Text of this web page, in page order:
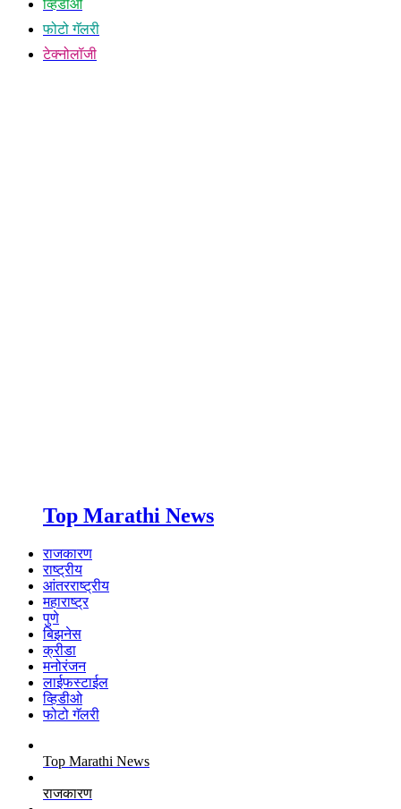
व्हिडीओ
फोटो गॅलरी
टेक्नोलॉजी
Top Marathi News
राजकारण
राष्ट्रीय
आंतरराष्ट्रीय
महाराष्ट्र
पुणे
बिझनेस
क्रीडा
मनोरंजन
लाईफस्टाईल
व्हिडीओ
फोटो गॅलरी
Top Marathi News
राजकारण